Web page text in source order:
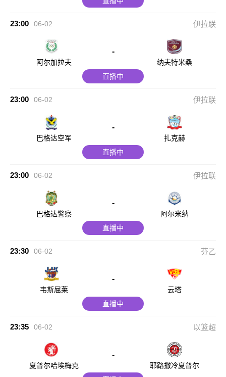
23:00 06-02 伊拉联
阿尔加拉夫
-
纳夫特米桑
直播中
23:00 06-02 伊拉联
巴格达空军
-
扎克赫
直播中
23:00 06-02 伊拉联
巴格达警察
-
阿尔米纳
直播中
23:30 06-02 芬乙
韦斯屈莱
-
云塔
直播中
23:35 06-02 以篮超
夏普尔哈埃梅克
-
耶路撒冷夏普尔